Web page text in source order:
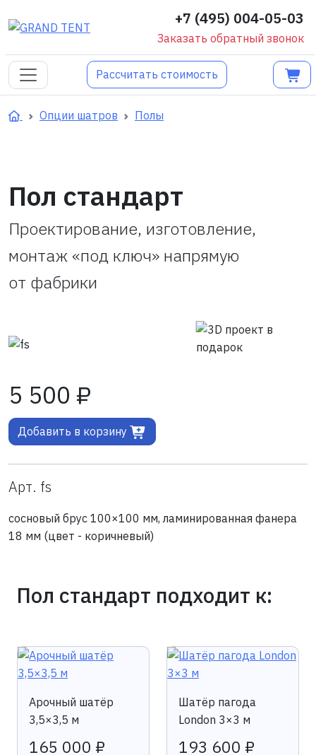
+7 (495) 004-05-03
Заказать обратный звонок
Рассчитать стоимость
Опции шатров Полы
Пол стандарт
Проектирование, изготовление,
монтаж «под ключ» напрямую
от фабрики
5 500 ₽
Добавить в корзину
Арт. fs
сосновый брус 100×100 мм, ламинированная фанера
18 мм (цвет - коричневый)
Пол стандарт подходит к:
Арочный шатёр
3,5×3,5 м
165 000 ₽
Шатёр пагода
London 3×3 м
193 600 ₽